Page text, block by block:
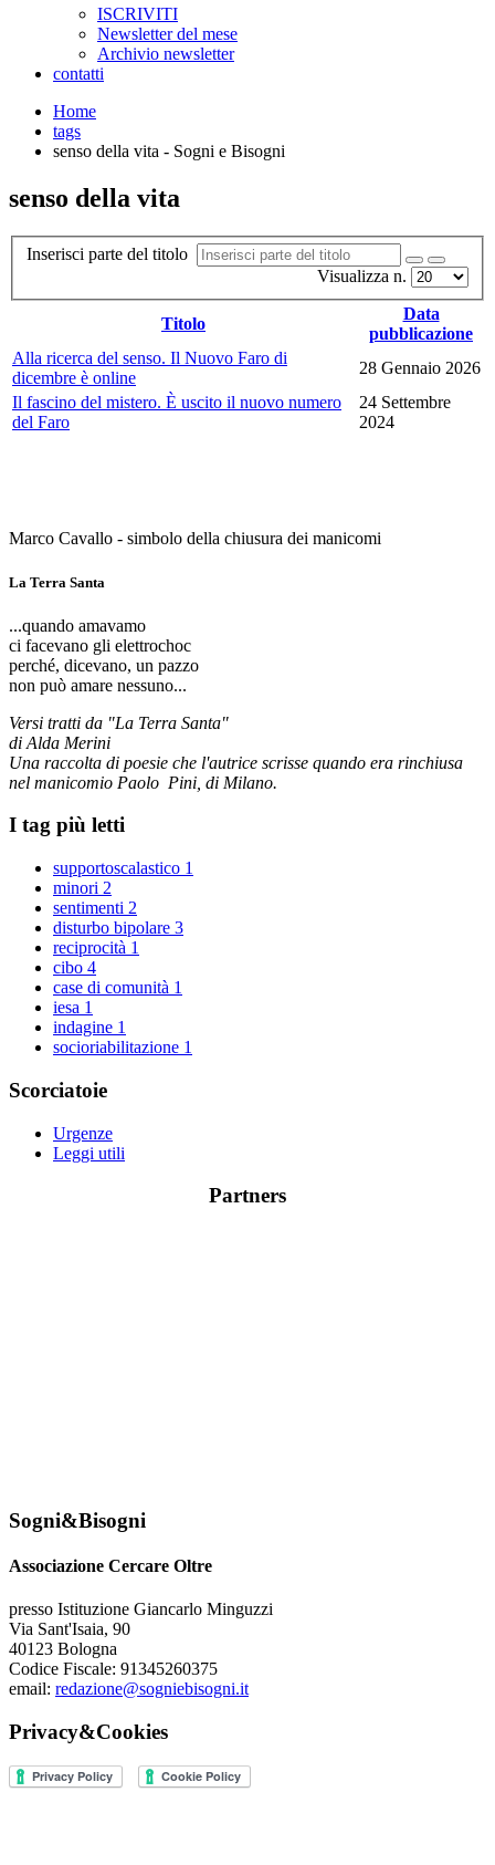
ISCRIVITI
Newsletter del mese
Archivio newsletter
contatti
Home
tags
senso della vita - Sogni e Bisogni
senso della vita
Inserisci parte del titolo
Visualizza n.
Titolo
Data
pubblicazione
Alla ricerca del senso. Il Nuovo Faro di
dicembre è online
28 Gennaio 2026
Il fascino del mistero. È uscito il nuovo numero
del Faro
24 Settembre
2024
Marco Cavallo - simbolo della chiusura dei manicomi
La Terra Santa
...quando amavamo
ci facevano gli elettrochoc
perché, dicevano, un pazzo
non può amare nessuno...
Versi tratti da "La Terra Santa"
di Alda Merini
Una raccolta di poesie che l'autrice scrisse quando era rinchiusa
nel manicomio Paolo Pini, di Milano.
I tag più letti
supportoscalastico 1
minori 2
sentimenti 2
disturbo bipolare 3
reciprocità 1
cibo 4
case di comunità 1
iesa 1
indagine 1
socioriabilitazione 1
Scorciatoie
Urgenze
Leggi utili
Partners
Sogni&Bisogni
Associazione Cercare Oltre
presso Istituzione Giancarlo Minguzzi
Via Sant'Isaia, 90
40123 Bologna
Codice Fiscale: 91345260375
email: redazione@sogniebisogni.it
Privacy&Cookies